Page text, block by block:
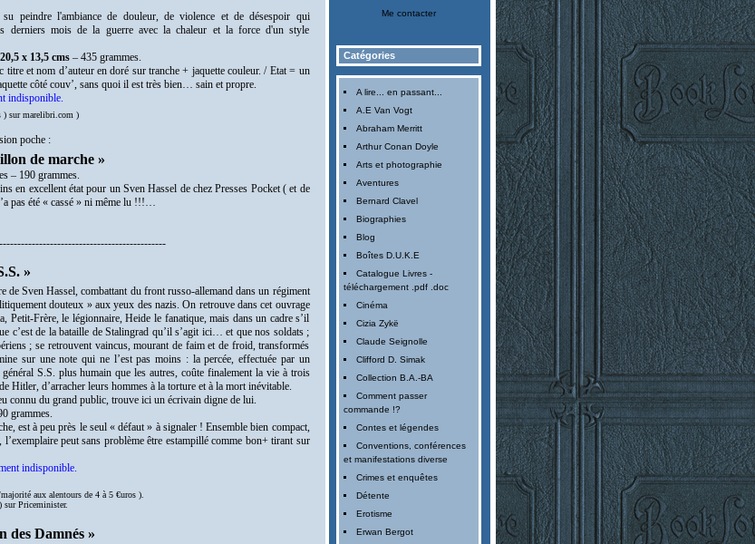
Me contacter
Catégories
A lire... en passant...
A.E Van Vogt
Abraham Merritt
Arthur Conan Doyle
Arts et photographie
Aventures
Bernard Clavel
Biographies
Blog
Boîtes D.U.K.E
Catalogue Livres -
téléchargement .pdf .doc
Cinéma
Cizia Zykë
Claude Seignolle
Clifford D. Simak
Collection B.A.-BA
Comment passer
commande !?
Contes et légendes
Conventions, conférences
et manifestations diverse
Crimes et enquêtes
Détente
Erotisme
Erwan Bergot
peindre l'ambiance de douleur, de violence et de désespoir qui
derniers mois de la guerre avec la chaleur et la force d'un style
20,5 x 13,5 cms– 435 grammes.
et nom d’auteur en doré sur tranche + jaquette couleur. / Etat = un
côté couv’, sans quoi il est très bien… sain et propre.
indisponible.
) sur marelibri.com )
poche :
de marche »
– 190 grammes.
en excellent état pour un Sven Hassel de chez Presses Pocket ( et de
pas été « cassé » ni même lu !!!…
»
de Sven Hassel, combattant du front russo-allemand dans un régiment
douteux » aux yeux des nazis. On retrouve dans cet ouvrage
Petit-Frère, le légionnaire, Heide le fanatique, mais dans un cadre s’il
c’est de la bataille de Stalingrad qu’il s’agit ici… et que nos soldats ;
; se retrouvent vaincus, mourant de faim et de froid, transformés
sur une note qui ne l’est pas moins : la percée, effectuée par un
S.S. plus humain que les autres, coûte finalement la vie à trois
Hitler, d’arracher leurs hommes à la torture et à la mort inévitable.
connu du grand public, trouve ici un écrivain digne de lui.
grammes.
est à peu près le seul « défaut » à signaler ! Ensemble bien compact,
peut sans problème être estampillé comme bon+ tirant sur
indisponible.
aux alentours de 4 à 5 €uros ).
sur Priceminister.
des Damnés »